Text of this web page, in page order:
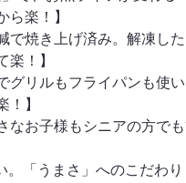
ら楽！】
焼き上げ済み。解凍し
楽！】
リルもフライパンも使
！】
お子様もシニアの方でも
「うまさ」へのこだわり